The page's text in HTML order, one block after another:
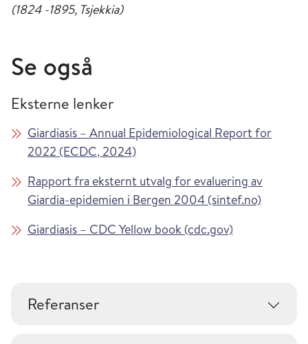
(1824 -1895, Tsjekkia)
Se også
Eksterne lenker
Giardiasis – Annual Epidemiological Report for
2022 (ECDC, 2024)
Rapport fra eksternt utvalg for evaluering av
Giardia-epidemien i Bergen 2004 (sintef.no)
Giardiasis – CDC Yellow book (cdc.gov)
Referanser